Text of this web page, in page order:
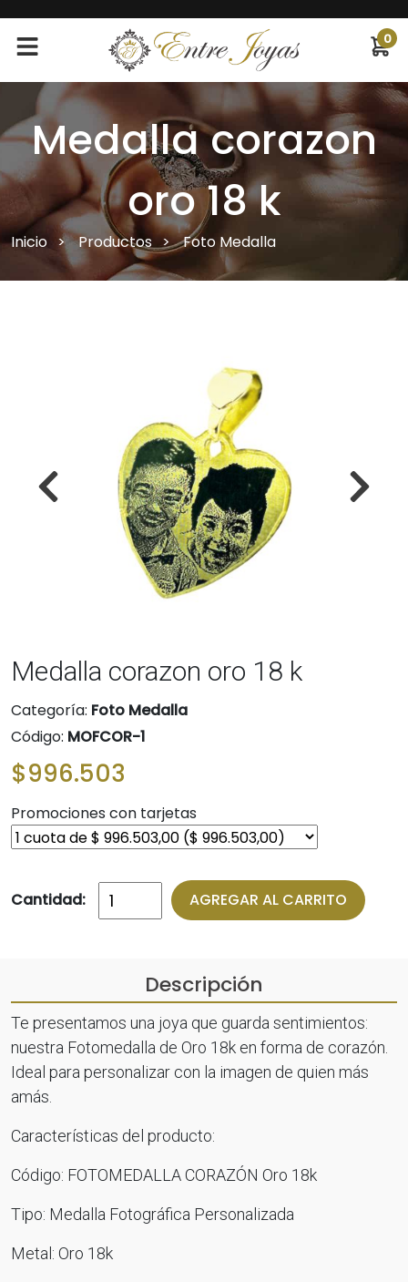
0
Medalla corazon
oro 18 k
Inicio Productos Foto Medalla
Medalla corazon oro 18 k
Categoría: Foto Medalla
Código: MOFCOR-1
$996.503
Promociones con tarjetas
Cantidad: AGREGAR AL CARRITO
Descripción
Te presentamos una joya que guarda sentimientos:
nuestra Fotomedalla de Oro 18k en forma de corazón.
Ideal para personalizar con la imagen de quien más
amás.
Características del producto:
Código: FOTOMEDALLA CORAZÓN Oro 18k
Tipo: Medalla Fotográfica Personalizada
Metal: Oro 18k